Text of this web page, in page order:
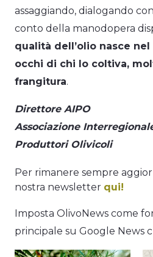
assaggiando, dialogando
conto della manodopera
qualità dell’olio nasce
occhi di chi lo coltiva,
frangitura.
Direttore AIPO
Associazione
Produttori Olivicoli
Per rimanere sempre
nostra newsletter qui!
Imposta OlivoNews come
principale su Google News